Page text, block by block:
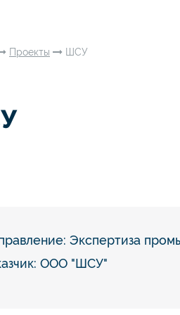
Проекты ШСУ
Экспертиза
ООО "ШСУ"